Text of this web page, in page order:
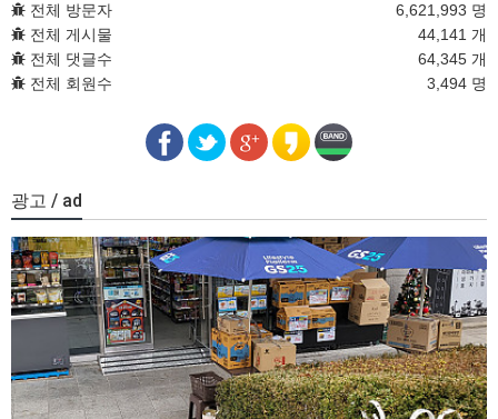
전체 방문자
6,621,993 명
전체 게시물
44,141 개
전체 댓글수
64,345 개
전체 회원수
3,494 명
광고 / ad